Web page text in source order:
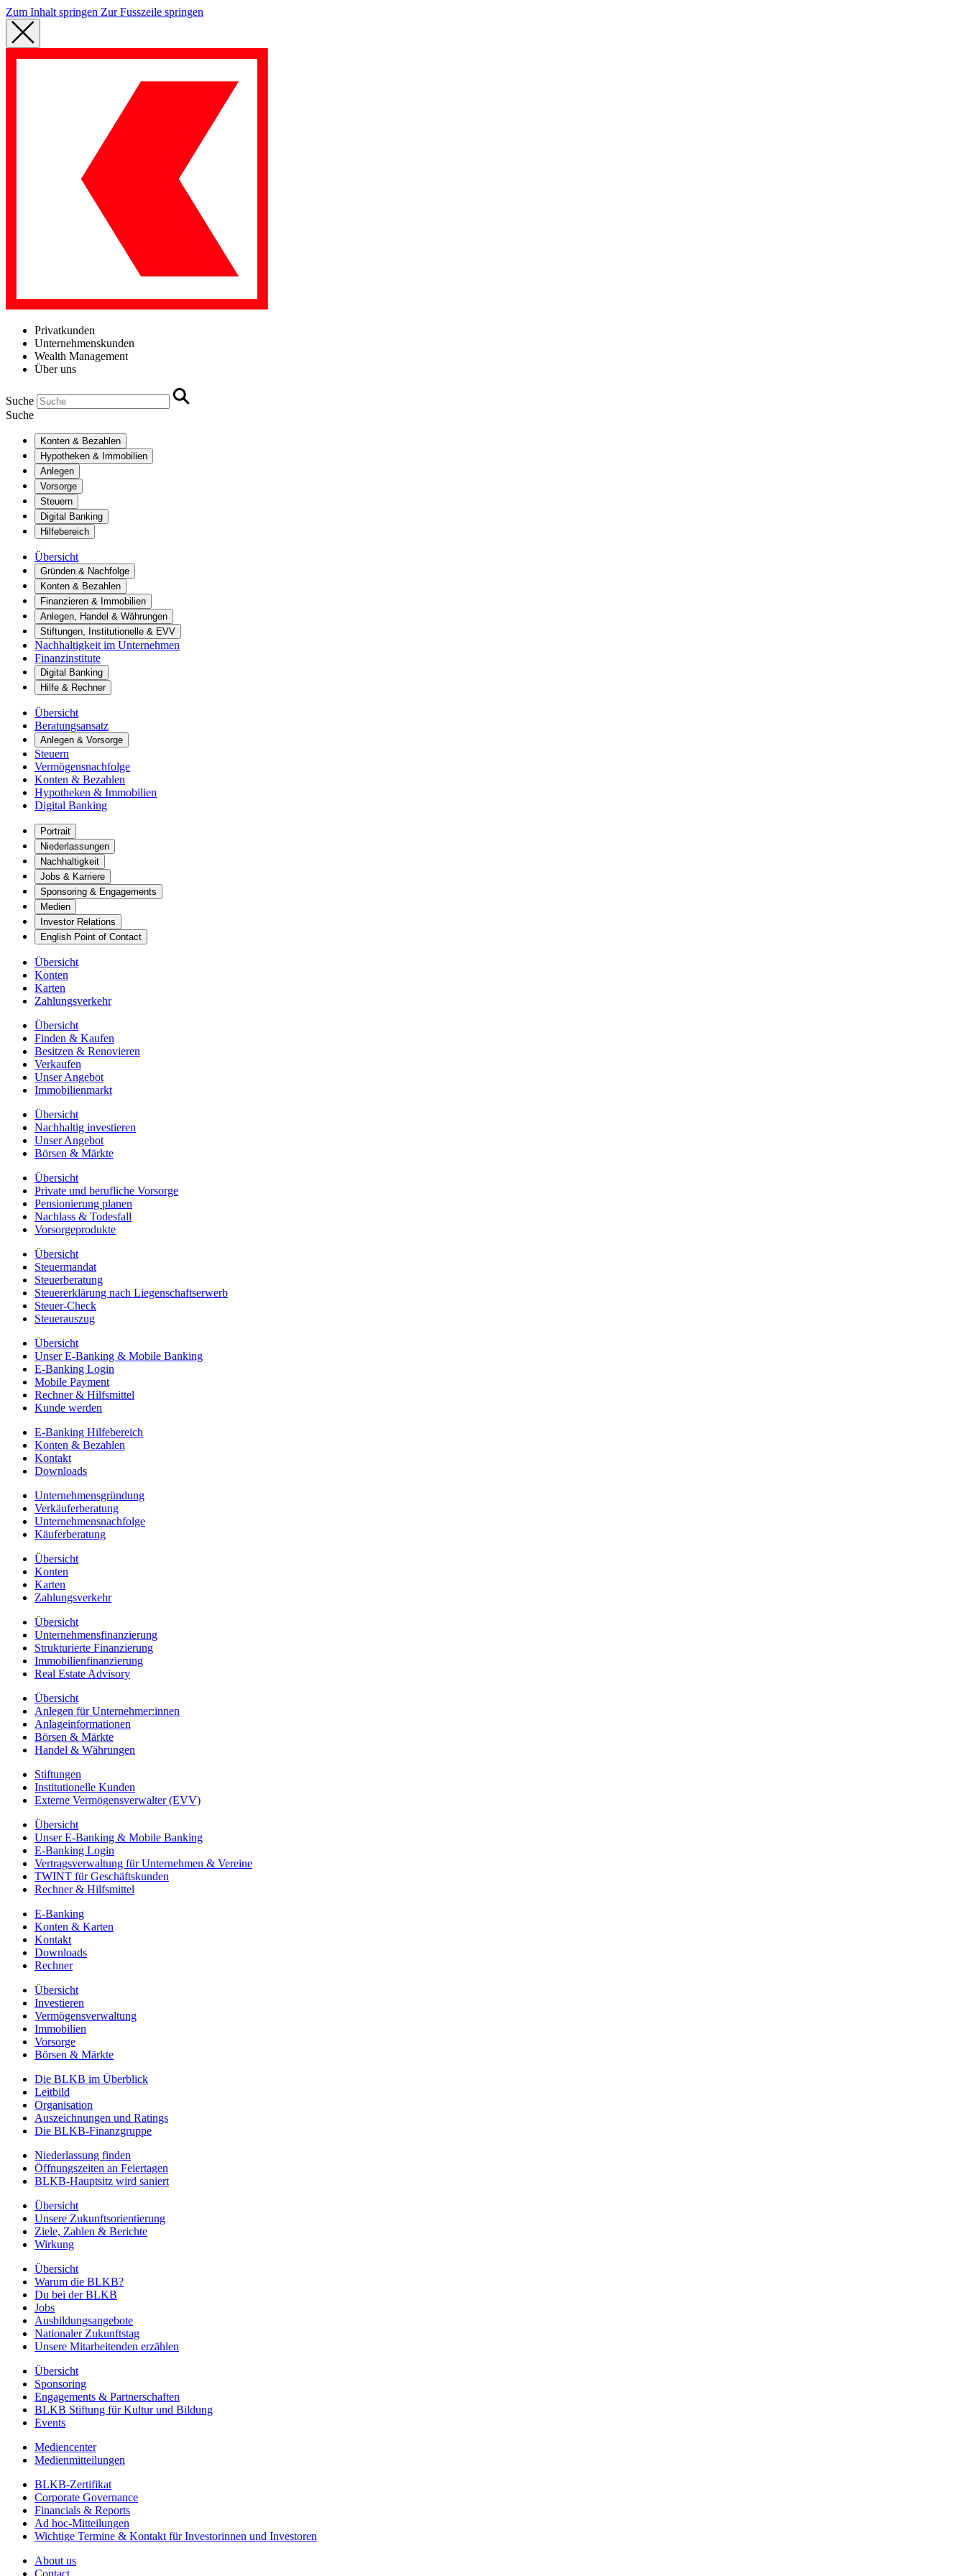
Zum Inhalt springen Zur Fusszeile springen
Privatkunden
Unternehmenskunden
Wealth Management
Über uns
Suche
Suche
Konten & Bezahlen
Hypotheken & Immobilien
Anlegen
Vorsorge
Steuern
Digital Banking
Hilfebereich
Übersicht
Gründen & Nachfolge
Konten & Bezahlen
Finanzieren & Immobilien
Anlegen, Handel & Währungen
Stiftungen, Institutionelle & EVV
Nachhaltigkeit im Unternehmen
Finanzinstitute
Digital Banking
Hilfe & Rechner
Übersicht
Beratungsansatz
Anlegen & Vorsorge
Steuern
Vermögensnachfolge
Konten & Bezahlen
Hypotheken & Immobilien
Digital Banking
Portrait
Niederlassungen
Nachhaltigkeit
Jobs & Karriere
Sponsoring & Engagements
Medien
Investor Relations
English Point of Contact
Übersicht
Konten
Karten
Zahlungsverkehr
Übersicht
Finden & Kaufen
Besitzen & Renovieren
Verkaufen
Unser Angebot
Immobilienmarkt
Übersicht
Nachhaltig investieren
Unser Angebot
Börsen & Märkte
Übersicht
Private und berufliche Vorsorge
Pensionierung planen
Nachlass & Todesfall
Vorsorgeprodukte
Übersicht
Steuermandat
Steuerberatung
Steuererklärung nach Liegenschaftserwerb
Steuer-Check
Steuerauszug
Übersicht
Unser E-Banking & Mobile Banking
E-Banking Login
Mobile Payment
Rechner & Hilfsmittel
Kunde werden
E-Banking Hilfebereich
Konten & Bezahlen
Kontakt
Downloads
Unternehmensgründung
Verkäuferberatung
Unternehmensnachfolge
Käuferberatung
Übersicht
Konten
Karten
Zahlungsverkehr
Übersicht
Unternehmensfinanzierung
Strukturierte Finanzierung
Immobilienfinanzierung
Real Estate Advisory
Übersicht
Anlegen für Unternehmer:innen
Anlageinformationen
Börsen & Märkte
Handel & Währungen
Stiftungen
Institutionelle Kunden
Externe Vermögensverwalter (EVV)
Übersicht
Unser E-Banking & Mobile Banking
E-Banking Login
Vertragsverwaltung für Unternehmen & Vereine
TWINT für Geschäftskunden
Rechner & Hilfsmittel
E-Banking
Konten & Karten
Kontakt
Downloads
Rechner
Übersicht
Investieren
Vermögensverwaltung
Immobilien
Vorsorge
Börsen & Märkte
Die BLKB im Überblick
Leitbild
Organisation
Auszeichnungen und Ratings
Die BLKB-Finanzgruppe
Niederlassung finden
Öffnungszeiten an Feiertagen
BLKB-Hauptsitz wird saniert
Übersicht
Unsere Zukunftsorientierung
Ziele, Zahlen & Berichte
Wirkung
Übersicht
Warum die BLKB?
Du bei der BLKB
Jobs
Ausbildungsangebote
Nationaler Zukunftstag
Unsere Mitarbeitenden erzählen
Übersicht
Sponsoring
Engagements & Partnerschaften
BLKB Stiftung für Kultur und Bildung
Events
Mediencenter
Medienmitteilungen
BLKB-Zertifikat
Corporate Governance
Financials & Reports
Ad hoc-Mitteilungen
Wichtige Termine & Kontakt für Investorinnen und Investoren
About us